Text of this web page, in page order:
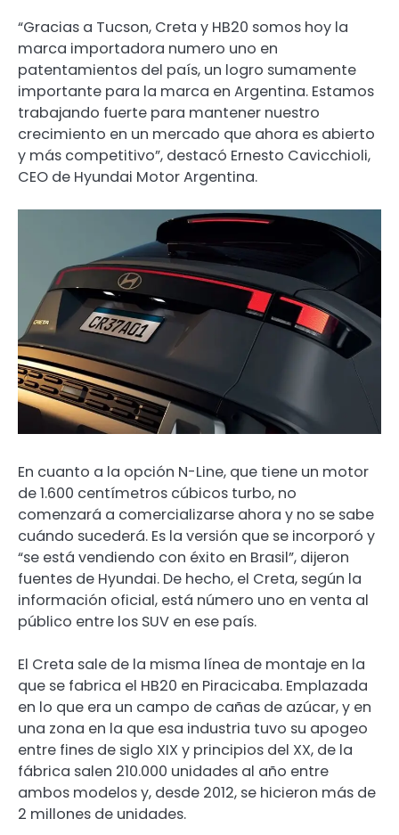
“Gracias a Tucson, Creta y HB20 somos hoy la
marca importadora numero uno en
patentamientos del país, un logro sumamente
importante para la marca en Argentina. Estamos
trabajando fuerte para mantener nuestro
crecimiento en un mercado que ahora es abierto
y más competitivo”, destacó Ernesto Cavicchioli,
CEO de Hyundai Motor Argentina.
En cuanto a la opción N-Line, que tiene un motor
de 1.600 centímetros cúbicos turbo, no
comenzará a comercializarse ahora y no se sabe
cuándo sucederá. Es la versión que se incorporó y
“se está vendiendo con éxito en Brasil”, dijeron
fuentes de Hyundai. De hecho, el Creta, según la
información oficial, está número uno en venta al
público entre los SUV en ese país.
El Creta sale de la misma línea de montaje en la
que se fabrica el HB20 en Piracicaba. Emplazada
en lo que era un campo de cañas de azúcar, y en
una zona en la que esa industria tuvo su apogeo
entre fines de siglo XIX y principios del XX, de la
fábrica salen 210.000 unidades al año entre
ambos modelos y, desde 2012, se hicieron más de
2 millones de unidades.